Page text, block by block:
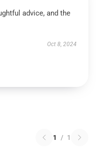
advice, and the
Oct 8, 2024
1 / 1